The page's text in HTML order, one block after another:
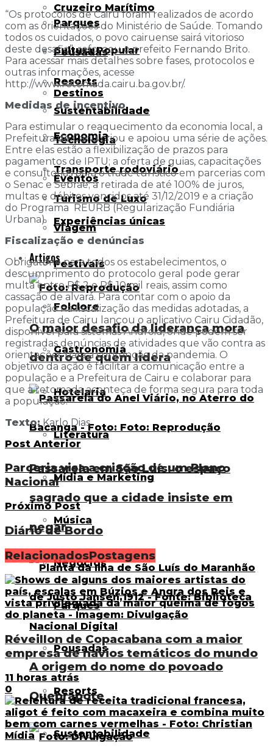
Parques
Pousadas
Resorts
Sustentabilidade
Tecnologia
Transporte rodoviário
Turismo de Luxo
Viagem
Artigos
O maior desafio da liderança mora
dentro de quem lidera
Passarela em São Luís: o espaço
sagrado que a cidade insiste em
negar
A origem do nome do povoado
Quebrapote
Cruzeiro Marítimo
Cultura Popular
Destinos
Economia
Eventos
Experiências únicas
Festivais
Folclore
Gastronomia
Hotelaria
Literatura
Mídia e Marketing
Música
Negócios
Parques
Pousadas
Resorts
Sustentabilidade
“Os protocolos de Cairu foram realizados de acordo
com as orientações do Ministério de Saúde. Tomando
todos os cuidados, o povo cairuense sairá vitorioso
deste desafio”, reforçou o prefeito Fernando Brito.
Para acessar mais detalhes sobre fases, protocolos e
outras informações, acesse
http://www.retomada.cairu.ba.gov.br/.
Medidas de incentivo
Para estimular o reaquecimento da economia local, a
Prefeitura de Cairu criou e apoiou uma série de ações.
Entre elas estão a flexibilização de prazos para
pagamentos de IPTU; a oferta de guias, capacitações
e consultorias para o trade turístico em parcerias com
o Senac e Sebrae; a retirada de até 100% de juros,
multas e débitos vencidos até 31/12/2019 e a criação
do Programa REURB (Regularização Fundiária
Urbana).
Fiscalização e denúncias
Obrigatório para todos os estabelecimentos, o
descumprimento do protocolo geral pode gerar
multa entre R$ 2 e R$ 10 mil reais, assim como
cassação de alvará. Para contar com o apoio da
população na fiscalização das medidas adotadas, a
Prefeitura de Cairu lançou o aplicativo Cairu Cidadão,
disponível para sistemas Android, onde podem ser
registradas denúncias de atividades que vão contra as
orientações para a contenção da pandemia. O
objetivo da ação é facilitar a comunicação entre a
população e a Prefeitura de Cairu e colaborar para
que a retomada aconteça de forma segura para toda
a população.
Texto: Karlo Dias
Post Anterior
Parceria visa a criação de um Plano
Nacional
Próximo Post
Diário de Bordo
RelacionadosPostagens
Réveillon de Copacabana com a maior
empresa de navios temáticos do mundo
11 horas atrás
0